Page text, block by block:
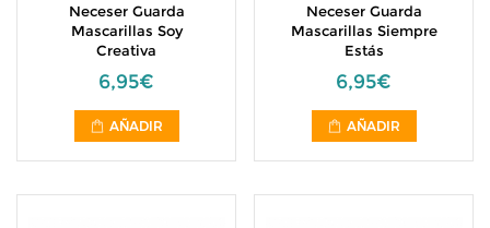
Neceser Guarda
Mascarillas Soy
Creativa
6,95€
AÑADIR
Neceser Guarda
Mascarillas Siempre
Estás
6,95€
AÑADIR